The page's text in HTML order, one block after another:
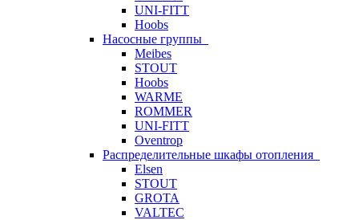
UNI-FITT
Hoobs
Насосные группы
Meibes
STOUT
Hoobs
WARME
ROMMER
UNI-FITT
Oventrop
Распределительные шкафы отопления
Elsen
STOUT
GROTA
VALTEC